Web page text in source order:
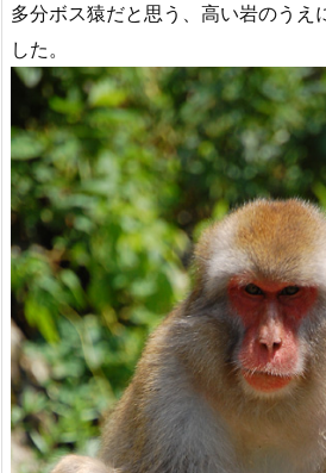
多分ボス猿だと思う、高い岩のうえ
した。